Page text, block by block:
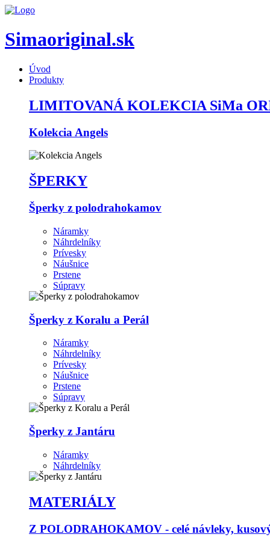
Simaoriginal.sk
Úvod
Produkty
LIMITOVANÁ KOLEKCIA SiMa
Kolekcia Angels
ŠPERKY
Šperky z polodrahokamov
Náramky
Náhrdelníky
Prívesky
Náušnice
Prstene
Súpravy
Šperky z Koralu a Perál
Náramky
Náhrdelníky
Prívesky
Náušnice
Prstene
Súpravy
Šperky z Jantáru
Náramky
Náhrdelníky
MATERIÁLY
Z POLODRAHOKAMOV - celé návleky,